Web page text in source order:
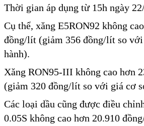
Thời gian áp dụng từ 15h ngày
Cụ thể, xăng E5RON92 không
đồng/lít (giảm 356 đồng/lít so
hành).
Xăng RON95-III không cao hơn
(giảm 320 đồng/lít so với giá cơ
Các loại dầu cũng được điều
0.05S không cao hơn 20.910